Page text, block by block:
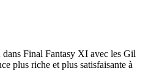
Final Fantasy XI avec les Gil
plus riche et plus satisfaisante à